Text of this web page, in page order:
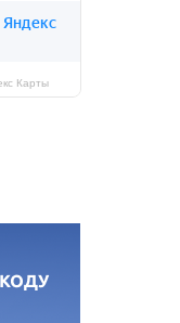
Карты